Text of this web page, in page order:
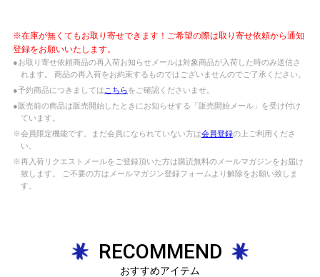
※在庫が無くてもお取り寄せできます！ご希望の際は取り寄せ依頼から通知
登録をお願いいたします。
●お取り寄せ依頼商品の再入荷お知らせメールは対象商品が入荷した時のみ送信さ
れます。 商品の再入荷をお約束するものではございませんのでご了承ください。
●予約商品につきましては こちらをご確認くださいませ。
●販売前の商品は販売開始したときにお知らせする「販売開始メール」を受け付け
ています。
※会員限定機能です。まだ会員になられていない方は会員登録の上ご利用くださ
い。
※再入荷リクエストメールをご登録頂いた方は購読無料のメールマガジンをお届け
致します。 ご不要の方はメールマガジン登録フォームより解除をお願い致しま
す。
RECOMMEND
おすすめアイテム